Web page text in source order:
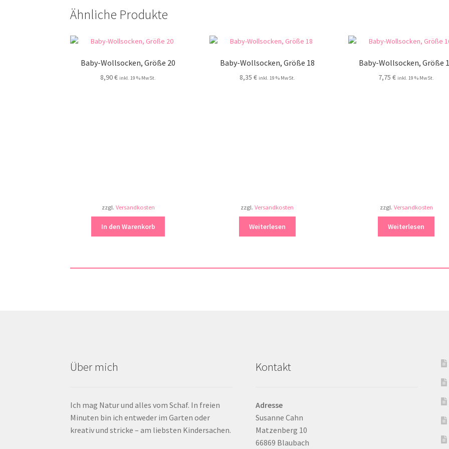
Ähnliche Produkte
Baby-Wollsocken, Größe 20
8,90€ inkl. 19 % MwSt.
zzgl. Versandkosten
In den Warenkorb
Baby-Wollsocken, Größe 18
8,35 € inkl. 19 % MwSt.
zzgl.Versandkosten
Weiterlesen
Baby-Wollsocken, Größe
7,75€ inkl. 19 % MwSt.
zzgl. Versandkosten
Weiterlesen
Über mich
Ich mag Natur und alles vom Schaf. In freien
Minuten bin ich entweder im Garten oder
kreativ und stricke – am liebsten Kindersachen.
Kontakt
Adresse
Susanne Cahn
Matzenberg 10
66869 Blaubach